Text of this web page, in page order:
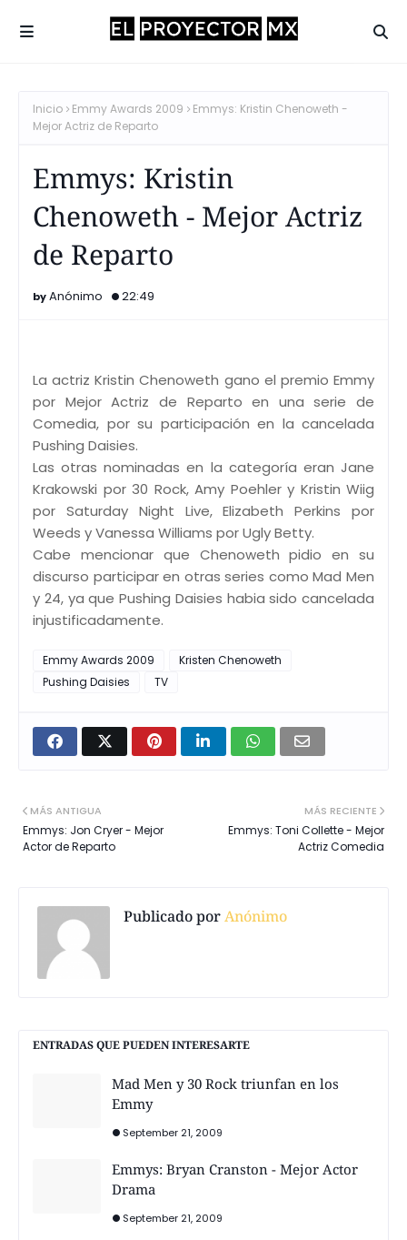
Inicio Emmy Awards 2009
Emmys: Kristin Chenoweth -
Mejor Actriz de Reparto
Emmys: Kristin
Chenoweth - Mejor Actriz
de Reparto
Anónimo 22:49
La actriz Kristin Chenoweth gano el premio Emmy
por Mejor Actriz de Reparto en una serie de
Comedia, por su participación en la cancelada
Pushing Daisies.
Las otras nominadas en la categoría eran Jane
Krakowski por 30 Rock, Amy Poehler y Kristin Wiig
por Saturday Night Live, Elizabeth Perkins por
Weeds y Vanessa Williams por Ugly Betty.
Cabe mencionar que Chenoweth pidio en su
discurso participar en otras series como Mad Men
y 24, ya que Pushing Daisies habia sido cancelada
injustificadamente.
Emmy Awards 2009
Kristen Chenoweth
Pushing Daisies
TV
MÁS RECIENTE
Emmys: Toni Collette - Mejor
Actriz Comedia
MÁS ANTIGUA
Emmys: Jon Cryer - Mejor
Actor de Reparto
Publicado porAnónimo
ENTRADAS QUE PUEDEN INTERESARTE
Mad Men y 30 Rock triunfan en los
Emmy
September 21, 2009
Emmys: Bryan Cranston - Mejor Actor
Drama
September 21, 2009